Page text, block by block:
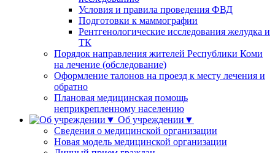
Условия и правила проведения ФВД
Подготовки к маммографии
Рентгенологические исследования желудка и
ТК
Порядок направления жителей Республики Коми
на лечение (обследование)
Оформление талонов на проезд к месту лечения и
обратно
Плановая медицинская помощь
неприкрепленному населению
Об учреждении▼
Сведения о медицинской организации
Новая модель медицинской организации